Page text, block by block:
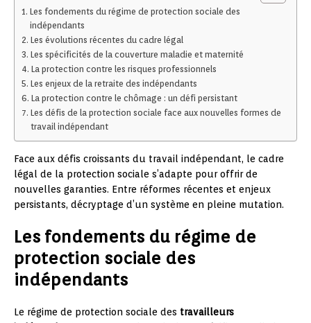
Les fondements du régime de protection sociale des
indépendants
Les évolutions récentes du cadre légal
Les spécificités de la couverture maladie et maternité
La protection contre les risques professionnels
Les enjeux de la retraite des indépendants
La protection contre le chômage : un défi persistant
Les défis de la protection sociale face aux nouvelles formes de
travail indépendant
Face aux défis croissants du travail indépendant, le cadre
légal de la protection sociale s’adapte pour offrir de
nouvelles garanties. Entre réformes récentes et enjeux
persistants, décryptage d’un système en pleine mutation.
Les fondements du régime de
protection sociale des
indépendants
Le régime de protection sociale des travailleurs